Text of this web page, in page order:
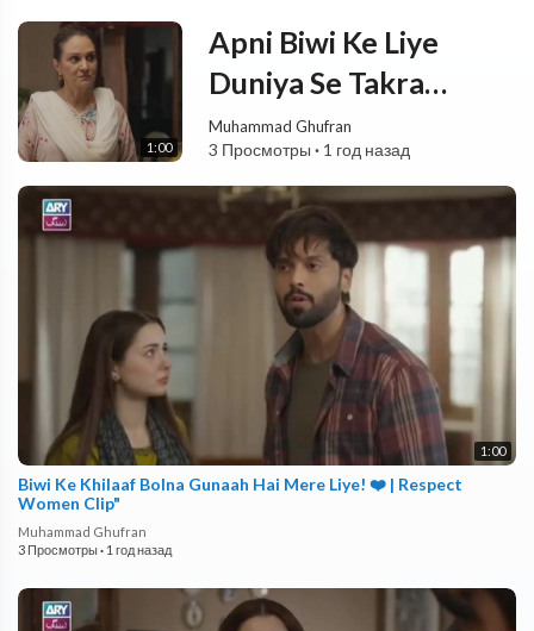
1:00
Apni Biwi Ke Liye
Duniya Se Takra
Jaunga! 🌍 | Fahad
Mustafa Bold Words
Muhammad Ghufran
3 Просмотры · 1 год назад
1:00
Biwi Ke Khilaaf Bolna Gunaah Hai Mere Liye! ❤️ | Respect
Women Clip"
Muhammad Ghufran
3 Просмотры· 1 год назад